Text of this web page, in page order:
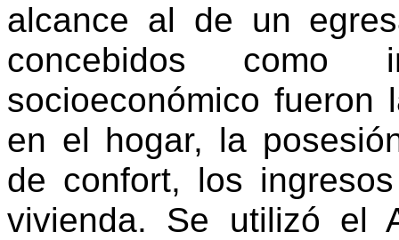
alcance al de un
concebidos como
socioeconómico fueron
en el hogar, la
de confort, los
vivienda. Se utilizó el